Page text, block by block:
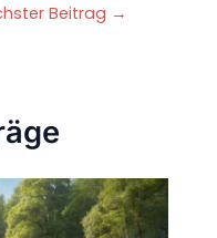
Beitrag →